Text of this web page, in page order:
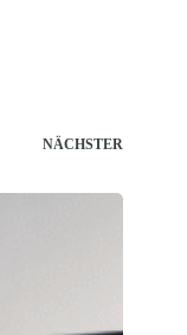
NÄCHSTER